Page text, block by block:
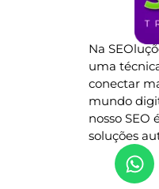
Na
uma
conectar
mundo
nosso SEO
soluções